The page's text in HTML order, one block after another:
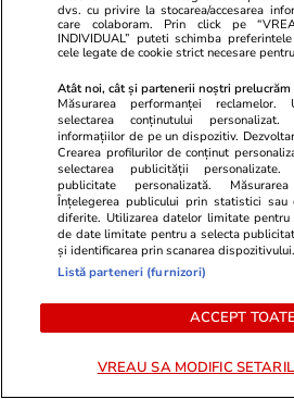
Politică
Radu Miruță, despre salvarea
TAROM: „Nu trebuie să
De ce a fost destituit
pus de PSD
Politică
Măsurile anunțate de Radu
Miruță la CFR Călători, după ce
80% dintre români au spus că
nu ar recomanda călătoriile cu
trenul: Sancțiuni, despăgubiri
pentru întârzieri și directori
dvs. cu privire la stocarea/accesarea
care colaboram. Prin click pe
INDIVIDUAL” puteti schimba
cele legate de cookie strict necesare
Atât noi, cât și partenerii noștri
Măsurarea performanței reclamelor.
selectarea conținutului
informațiilor de pe un dispozitiv.
Crearea profilurilor de conținut
selectarea publicității
publicitate personalizată.
Înțelegerea publicului prin statistici
diferite. Utilizarea datelor limitate pentru
de date limitate pentru a selecta
și identificarea prin scanarea dispozitivului.
Listă parteneri (furnizori)
ACCEPT TOATE
VREAU SA MODIFIC